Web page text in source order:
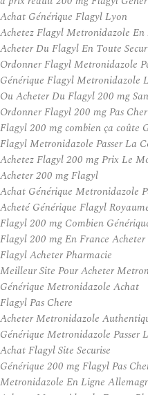
Achat Générique Flagyl Lyon
Achetez Flagyl Metronidazole En
Acheter Du Flagyl En Toute
Ordonner Flagyl Metronidazole
Générique Flagyl Metronidazole
Ou Acheter Du Flagyl 200 mg
Ordonner Flagyl 200 mg Pas
Flagyl 200 mg combien ça coûte
Flagyl Metronidazole Passer La
Achetez Flagyl 200 mg Prix Le
Acheter 200 mg Flagyl
Achat Générique Metronidazole
Acheté Générique Flagyl
Flagyl 200 mg Combien
Flagyl 200 mg En France Acheter
Flagyl Acheter Pharmacie
Meilleur Site Pour Acheter
Générique Metronidazole Achat
Flagyl Pas Chere
Acheter Metronidazole
Générique Metronidazole Passer
Achat Flagyl Site Securise
Générique 200 mg Flagyl Pas
Metronidazole En Ligne